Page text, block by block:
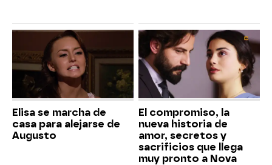
Elisa se marcha de
casa para alejarse de
Augusto
El compromiso, la
nueva historia de
amor, secretos y
sacrificios que llega
muy pronto a Nova